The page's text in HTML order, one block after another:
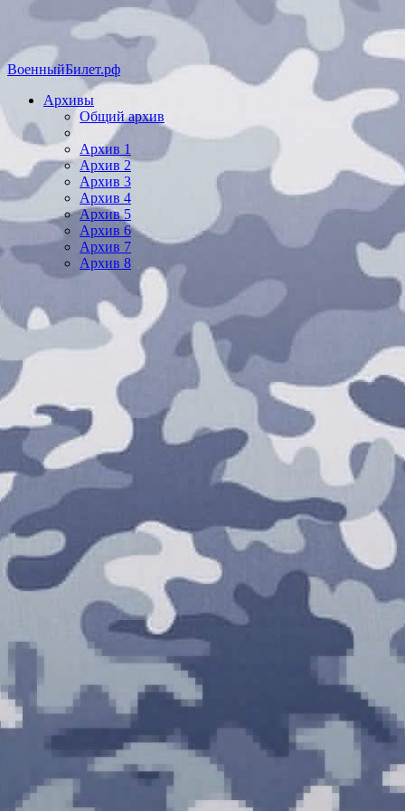
ВоенныйБилет.рф
Архивы
Общий архив
Архив 1
Архив 2
Архив 3
Архив 4
Архив 5
Архив 6
Архив 7
Архив 8